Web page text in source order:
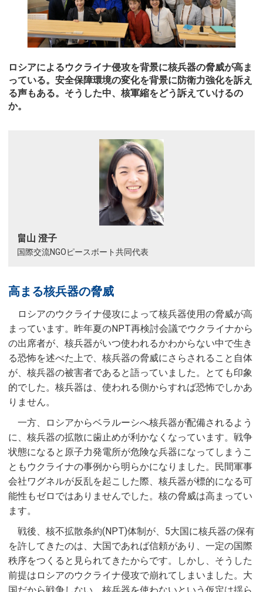
ロシアによるウクライナ侵攻を背景に核兵器の脅威が高ま
っている。安全保障環境の変化を背景に防衛力強化を訴え
る声もある。そうした中、核軍縮をどう訴えていけるの
か。
畠山 澄子
国際交流NGOピースボート共同代表
高まる核兵器の脅威
ロシアのウクライナ侵攻によって核兵器使用の脅威が高
まっています。昨年夏のNPT再検討会議でウクライナから
の出席者が、核兵器がいつ使われるかわからない中で生き
る恐怖を述べた上で、核兵器の脅威にさらされること自体
が、核兵器の被害者であると語っていました。とても印象
的でした。核兵器は、使われる側からすれば恐怖でしかあ
りません。
一方、ロシアからベラルーシへ核兵器が配備されるよう
に、核兵器の拡散に歯止めが利かなくなっています。戦争
状態になると原子力発電所が危険な兵器になってしまうこ
ともウクライナの事例から明らかになりました。民間軍事
会社ワグネルが反乱を起こした際、核兵器が標的になる可
能性もゼロではありませんでした。核の脅威は高まってい
ます。
戦後、核不拡散条約(NPT)体制が、5大国に核兵器の保有
を許してきたのは、大国であれば信頼があり、一定の国際
秩序をつくると見られてきたからです。しかし、そうした
前提はロシアのウクライナ侵攻で崩れてしまいました。大
国だから戦争しない、核兵器を使わないという仮定は揺ら